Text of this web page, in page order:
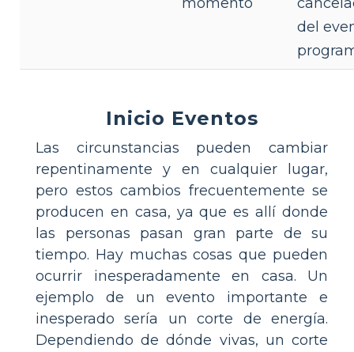
del
Inicio Eventos
Las circunstancias pueden cambiar
repentinamente y en cualquier lugar,
pero estos cambios frecuentemente se
producen en casa, ya que es allí donde
las personas pasan gran parte de su
tiempo. Hay muchas cosas que pueden
ocurrir inesperadamente en casa. Un
ejemplo de un evento importante e
inesperado sería un corte de energía.
Dependiendo de dónde vivas, un corte